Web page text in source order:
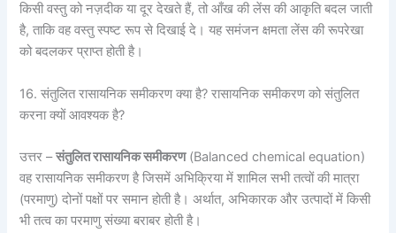
किसी वस्तु को नज़दीक या दूर देखते हैं, तो आँख की लेंस की आकृति बदल जाती
है, ताकि वह वस्तु स्पष्ट रूप से दिखाई दे। यह समंजन क्षमता लेंस की रूपरेखा
को बदलकर प्राप्त होती है।
16. संतुलित रासायनिक समीकरण क्या है? रासायनिक समीकरण को संतुलित
करना क्यों आवश्यक है?
उत्तर –संतुलित रासायनिक समीकरण(Balanced chemical equation)
वह रासायनिक समीकरण है जिसमें अभिक्रिया में शामिल सभी तत्वों की मात्रा
(परमाणु) दोनों पक्षों पर समान होती है। अर्थात, अभिकारक और उत्पादों में किसी
भी तत्व का परमाणु संख्या बराबर होती है।